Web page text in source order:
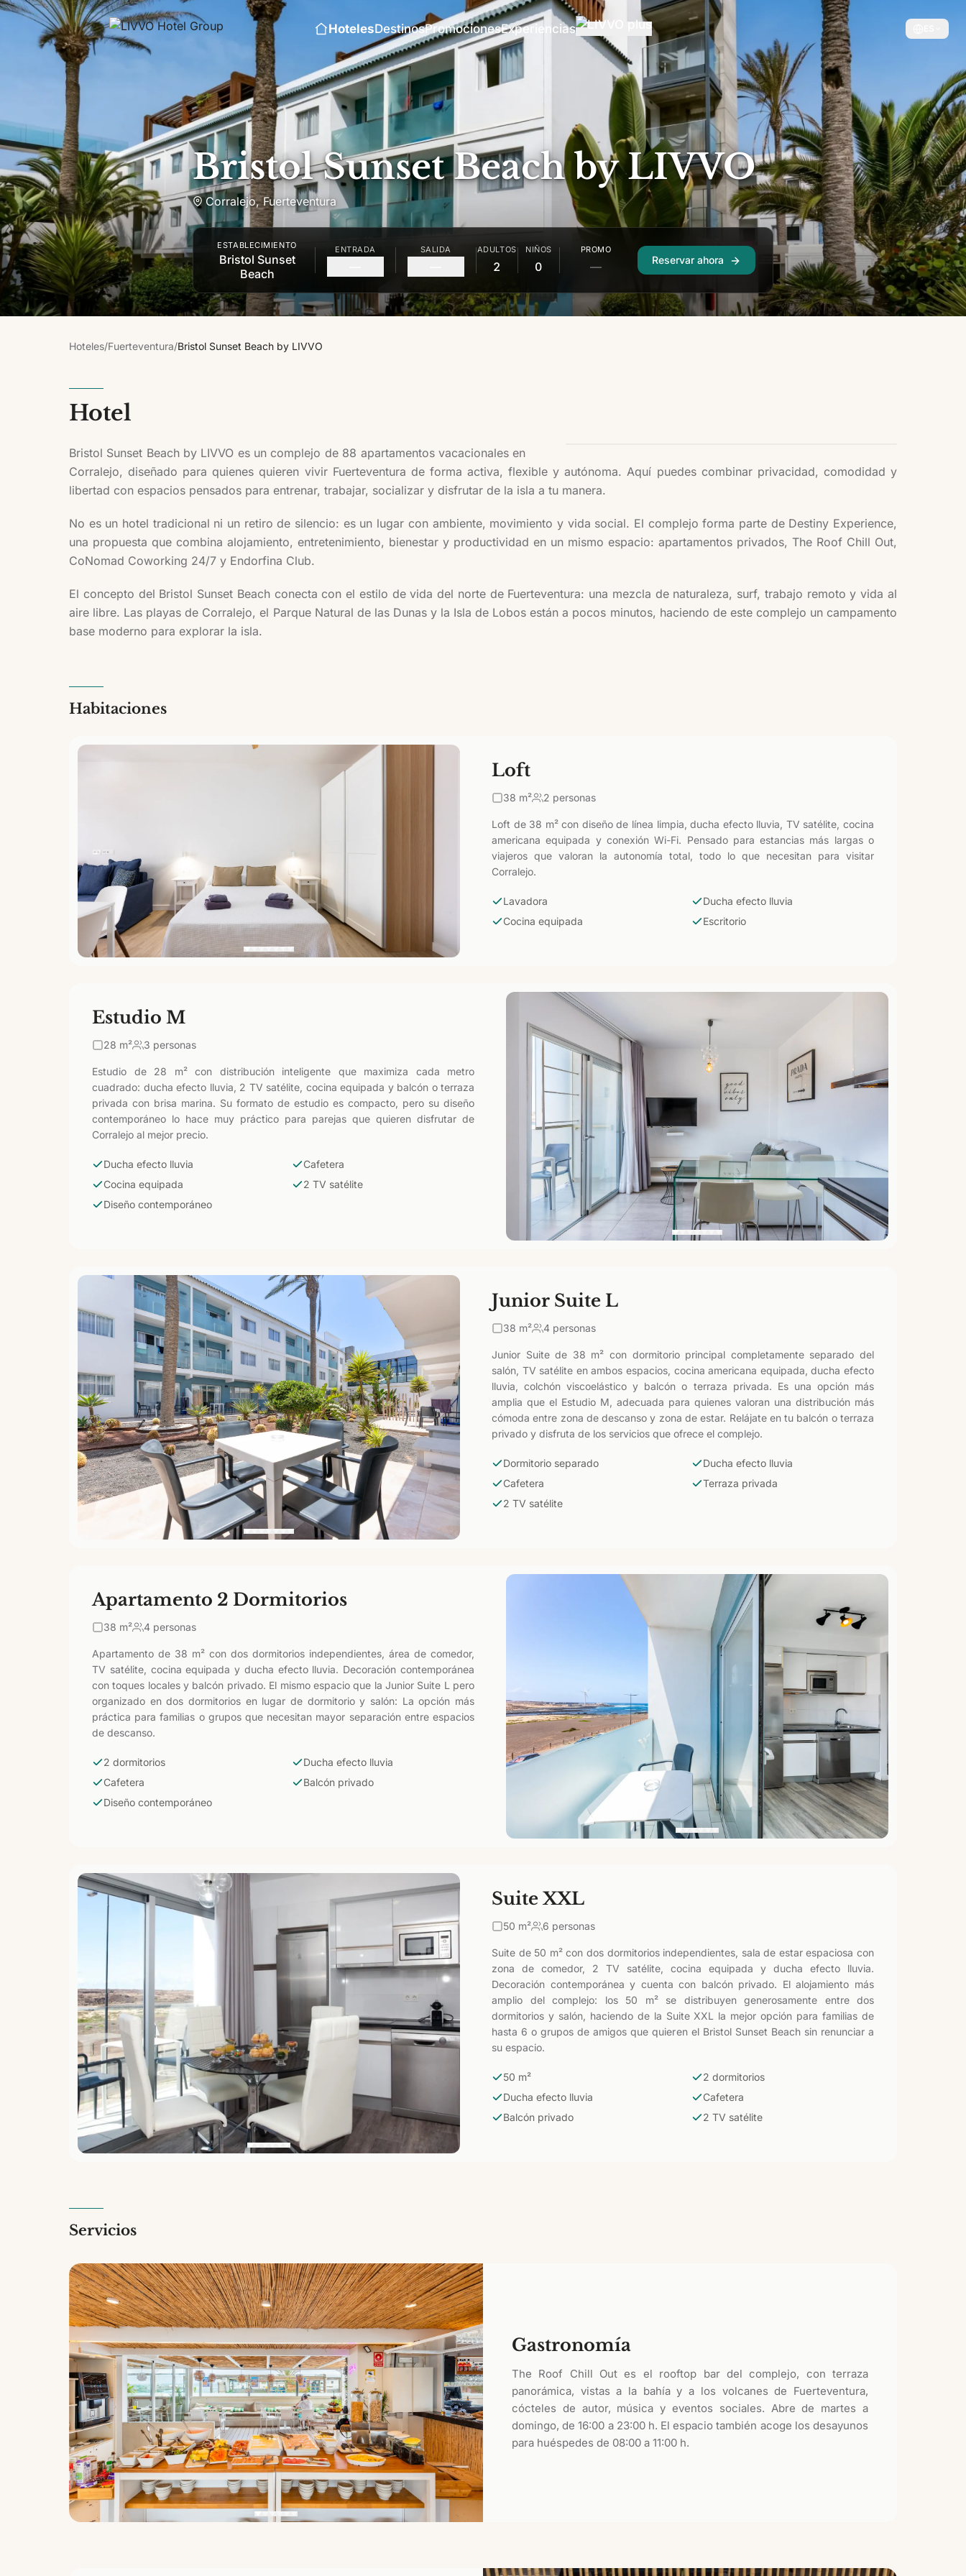
Saltar al contenido
HotelesDestinosPromocionesExperiencias
Bristol Sunset Beach by LIVVO
Corralejo,Fuerteventura
ESTABLECIMIENTO
Bristol Sunset
Beach
ENTRADA SALIDA ADULTOS
2
NIÑOS
0
PROMO
Reservar ahora
Hoteles/Fuerteventura/Bristol Sunset Beach by LIVVO
Hotel
Bristol Sunset Beach by LIVVO es un complejo de 88 apartamentos vacacionales en
Corralejo, diseñado para quienes quieren vivir Fuerteventura de forma activa, flexible y autónoma. Aquí puedes combinar privacidad, comodidad y
libertad con espacios pensados para entrenar, trabajar, socializar y disfrutar de la isla a tu manera.
No es un hotel tradicional ni un retiro de silencio: es un lugar con ambiente, movimiento y vida social. El complejo forma parte de Destiny Experience,
una propuesta que combina alojamiento, entretenimiento, bienestar y productividad en un mismo espacio: apartamentos privados, The Roof Chill Out,
CoNomad Coworking 24/7 y Endorfina Club.
El concepto del Bristol Sunset Beach conecta con el estilo de vida del norte de Fuerteventura: una mezcla de naturaleza, surf, trabajo remoto y vida al
aire libre. Las playas de Corralejo, el Parque Natural de las Dunas y la Isla de Lobos están a pocos minutos, haciendo de este complejo un campamento
base moderno para explorar la isla.
Habitaciones
Loft
38 m² 2 personas
Loft de 38 m² con diseño de línea limpia, ducha efecto lluvia, TV satélite, cocina
americana equipada y conexión Wi-Fi. Pensado para estancias más largas o
viajeros que valoran la autonomía total, todo lo que necesitan para visitar
Corralejo.
Lavadora
Ducha efecto lluvia
Cocina equipada
Escritorio
Estudio M
28 m² 3 personas
Estudio de 28 m² con distribución inteligente que maximiza cada metro
cuadrado: ducha efecto lluvia, 2 TV satélite, cocina equipada y balcón o terraza
privada con brisa marina. Su formato de estudio es compacto, pero su diseño
contemporáneo lo hace muy práctico para parejas que quieren disfrutar de
Corralejo al mejor precio.
Ducha efecto lluvia
Cafetera
Cocina equipada
2 TV satélite
Diseño contemporáneo
Junior Suite L
38 m² 4 personas
Junior Suite de 38 m² con dormitorio principal completamente separado del
salón, TV satélite en ambos espacios, cocina americana equipada, ducha efecto
lluvia, colchón viscoelástico y balcón o terraza privada. Es una opción más
amplia que el Estudio M, adecuada para quienes valoran una distribución más
cómoda entre zona de descanso y zona de estar. Relájate en tu balcón o terraza
privado y disfruta de los servicios que ofrece el complejo.
Dormitorio separado
Ducha efecto lluvia
Cafetera
Terraza privada
2 TV satélite
Apartamento 2 Dormitorios
38 m² 4 personas
Apartamento de 38 m² con dos dormitorios independientes, área de comedor,
TV satélite, cocina equipada y ducha efecto lluvia. Decoración contemporánea
con toques locales y balcón privado. El mismo espacio que la Junior Suite L pero
organizado en dos dormitorios en lugar de dormitorio y salón: La opción más
práctica para familias o grupos que necesitan mayor separación entre espacios
de descanso.
2 dormitorios
Ducha efecto lluvia
Cafetera
Balcón privado
Diseño contemporáneo
Suite XXL
50 m² 6 personas
Suite de 50 m² con dos dormitorios independientes, sala de estar espaciosa con
zona de comedor, 2 TV satélite, cocina equipada y ducha efecto lluvia.
Decoración contemporánea y cuenta con balcón privado. El alojamiento más
amplio del complejo: los 50 m² se distribuyen generosamente entre dos
dormitorios y salón, haciendo de la Suite XXL la mejor opción para familias de
hasta 6 o grupos de amigos que quieren el Bristol Sunset Beach sin renunciar a
su espacio.
50 m²
2 dormitorios
Ducha efecto lluvia
Cafetera
Balcón privado
2 TV satélite
Servicios
Gastronomía
The Roof Chill Out es el rooftop bar del complejo, con terraza
panorámica, vistas a la bahía y a los volcanes de Fuerteventura,
cócteles de autor, música y eventos sociales. Abre de martes a
domingo, de 16:00 a 23:00 h. El espacio también acoge los desayunos
para huéspedes de 08:00 a 11:00 h.